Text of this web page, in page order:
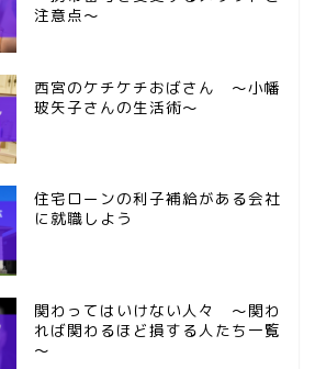
注意点～
西宮のケチケチおばさん ～小幡
玻矢子さんの生活術～
住宅ローンの利子補給がある会社
に就職しよう
関わってはいけない人々 ～関わ
れば関わるほど損する人たち一覧
～